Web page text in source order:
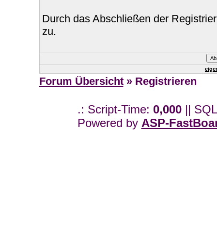
Durch das Abschließen der
zu.
Forum Übersicht» Registrieren
.: Script-Time: 0,000||
Powered by ASP-